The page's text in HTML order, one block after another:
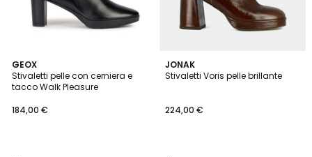
GEOX
Stivaletti pelle con cerniera e
tacco Walk Pleasure
184,00 €
5
/
5
JONAK
Stivaletti Voris pelle brillante
224,00 €
5
/